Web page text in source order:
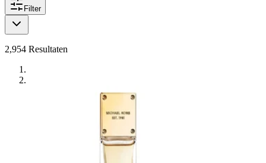
Filter
2,954 Resultaten